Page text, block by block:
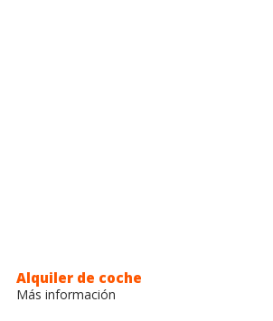
Alquiler de coche
Más información